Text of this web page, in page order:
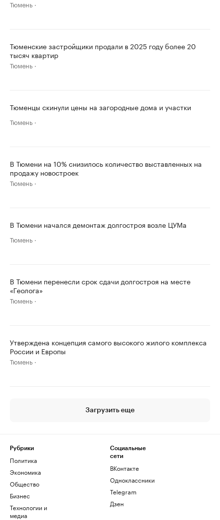
Тюмень
Тюменские застройщики продали в 2025 году более 20
тысяч квартир
Тюмень
Тюменцы скинули цены на загородные дома и участки
Тюмень
В Тюмени на 10% снизилось количество выставленных на
продажу новостроек
Тюмень
В Тюмени начался демонтаж долгостроя возле ЦУМа
Тюмень
В Тюмени перенесли срок сдачи долгостроя на месте
«Геолога»
Тюмень
Утверждена концепция самого высокого жилого комплекса
России и Европы
Тюмень
Загрузить еще
Рубрики
Политика
Экономика
Общество
Бизнес
Технологии и
медиа
Социальные
сети
ВКонтакте
Одноклассники
Telegram
Дзен